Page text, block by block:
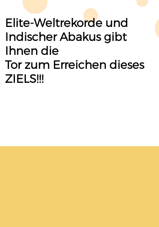
Elite-Weltrekorde und
Indischer Abakus gibt
Ihnen die
Tor zum Erreichen dieses
ZIELS!!!